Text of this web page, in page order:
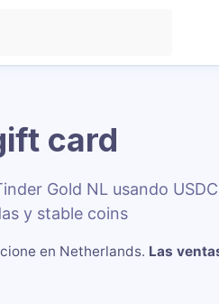
card
Gold NL usando
y stable coins
en Netherlands. Las